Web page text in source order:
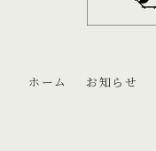
ホーム お知らせ